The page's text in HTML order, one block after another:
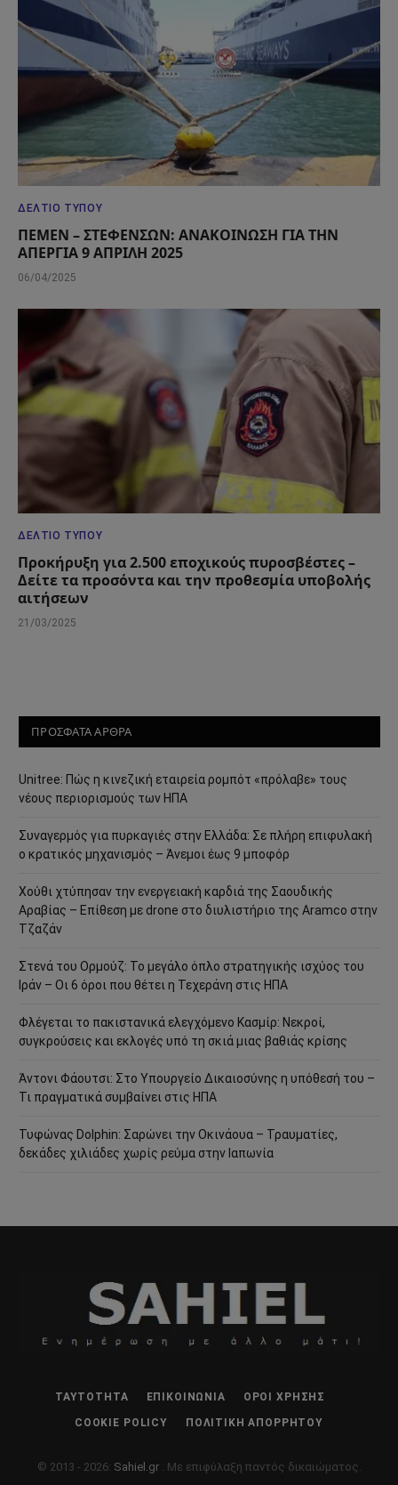
ΔΕΛΤΊΟ ΤΎΠΟΥ
ΠΕΜΕΝ – ΣΤΕΦΕΝΣΩΝ: ΑΝΑΚΟΙΝΩΣΗ ΓΙΑ ΤΗΝ
ΑΠΕΡΓΙΑ 9 ΑΠΡΙΛΗ 2025
06/04/2025
ΔΕΛΤΊΟ ΤΎΠΟΥ
Προκήρυξη για 2.500 εποχικούς πυροσβέστες –
Δείτε τα προσόντα και την προθεσμία υποβολής
αιτήσεων
21/03/2025
ΠΡΟΣΦΑΤΑ ΑΡΘΡΑ
Unitree: Πώς η κινεζική εταιρεία ρομπότ «πρόλαβε» τους
νέους περιορισμούς των ΗΠΑ
Συναγερμός για πυρκαγιές στην Ελλάδα: Σε πλήρη επιφυλακή
ο κρατικός μηχανισμός – Άνεμοι έως 9 μποφόρ
Χούθι χτύπησαν την ενεργειακή καρδιά της Σαουδικής
Αραβίας – Επίθεση με drone στο διυλιστήριο της Aramco στην
Τζαζάν
Στενά του Ορμούζ: Το μεγάλο όπλο στρατηγικής ισχύος του
Ιράν – Οι 6 όροι που θέτει η Τεχεράνη στις ΗΠΑ
Φλέγεται το πακιστανικά ελεγχόμενο Κασμίρ: Νεκροί,
συγκρούσεις και εκλογές υπό τη σκιά μιας βαθιάς κρίσης
Άντονι Φάουτσι: Στο Υπουργείο Δικαιοσύνης η υπόθεσή του –
Τι πραγματικά συμβαίνει στις ΗΠΑ
Τυφώνας Dolphin: Σαρώνει την Οκινάουα – Τραυματίες,
δεκάδες χιλιάδες χωρίς ρεύμα στην Ιαπωνία
ΤΑΥΤΌΤΗΤΑ ΕΠΙΚΟΙΝΩΝΊΑ ΌΡΟΙ ΧΡΉΣΗΣ
COOKIE POLICY ΠΟΛΙΤΙΚΉ ΑΠΟΡΡΉΤΟΥ
© 2013 - 2026: Sahiel.gr . Με επιφύλαξη παντός δικαιώματος.